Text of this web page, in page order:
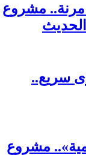
مشروع
سريع..
مشروع